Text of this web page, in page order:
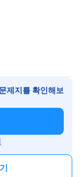
제지를 확인해보